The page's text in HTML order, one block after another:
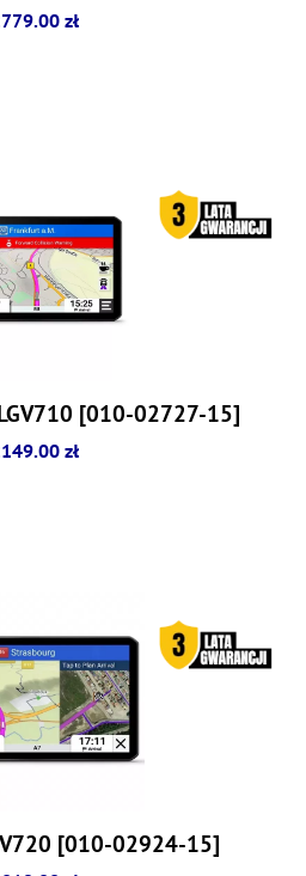
zł
[010-02727-15]
zł
[010-02924-15]